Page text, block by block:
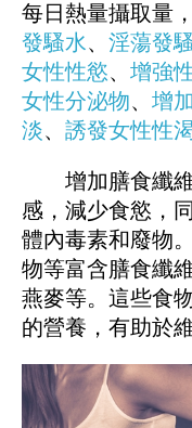
每日熱量攝取量
發騷水、 淫蕩發
女性性慾、 增強
女性分泌物、 增
淡、 誘發女性性
增加膳食纖維
感，減少食慾，
體內毒素和廢物
物等富含膳食纖
燕麥等。這些食
的營養，有助於